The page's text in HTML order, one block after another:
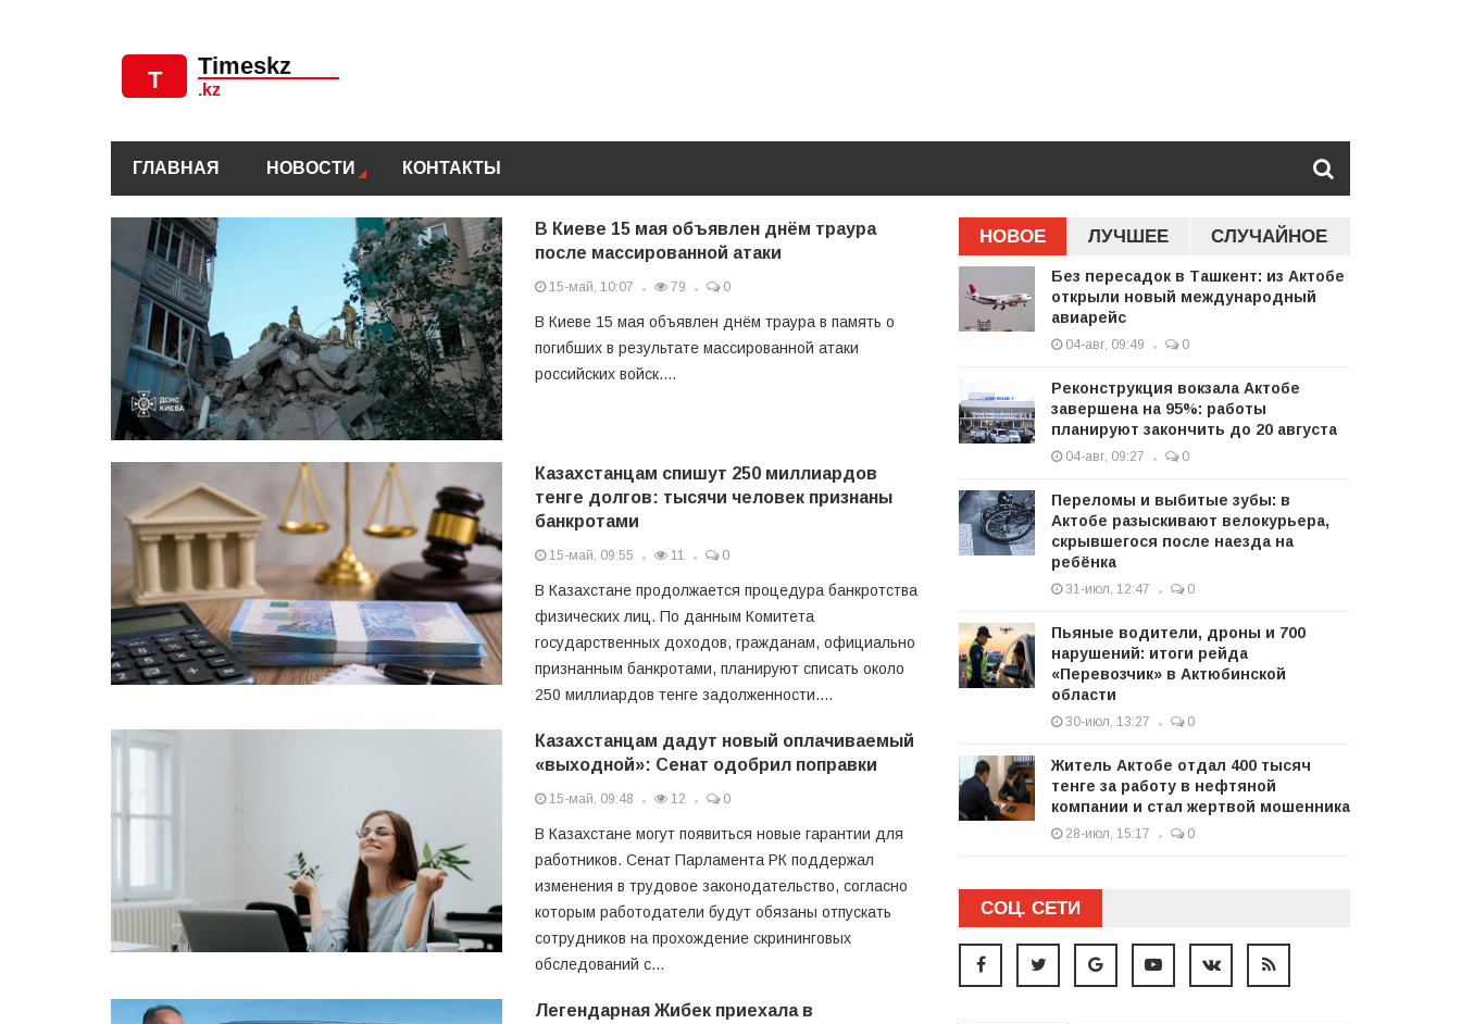
ГЛАВНАЯ НОВОСТИ КОНТАКТЫ
В Киеве 15 мая объявлен днём траура
после массированной атаки
15-май, 10:07 79 0
В Киеве 15 мая объявлен днём траура в память о
погибших в результате массированной атаки
российских войск....
Казахстанцам спишут 250 миллиардов
тенге долгов: тысячи человек признаны
банкротами
15-май, 09:55 11 0
В Казахстане продолжается процедура банкротства
физических лиц. По данным Комитета
государственных доходов, гражданам, официально
признанным банкротами, планируют списать около
250 миллиардов тенге задолженности....
Казахстанцам дадут новый оплачиваемый
«выходной»: Сенат одобрил поправки
15-май, 09:48 12 0
В Казахстане могут появиться новые гарантии для
работников. Сенат Парламента РК поддержал
изменения в трудовое законодательство, согласно
которым работодатели будут обязаны отпускать
сотрудников на прохождение скрининговых
обследований с...
Легендарная Жибек приехала в
НОВОЕ ЛУЧШЕЕ СЛУЧАЙНОЕ
Без пересадок в Ташкент: из Актобе
открыли новый международный
авиарейс
04-авг, 09:49 0
Реконструкция вокзала Актобе
завершена на 95%: работы
планируют закончить до 20 августа
04-авг, 09:27 0
Переломы и выбитые зубы: в
Актобе разыскивают велокурьера,
скрывшегося после наезда на
ребёнка
31-июл, 12:47 0
Пьяные водители, дроны и 700
нарушений: итоги рейда
«Перевозчик» в Актюбинской
области
30-июл, 13:27 0
Житель Актобе отдал 400 тысяч
тенге за работу в нефтяной
компании и стал жертвой мошенника
28-июл, 15:17 0
СОЦ. СЕТИ